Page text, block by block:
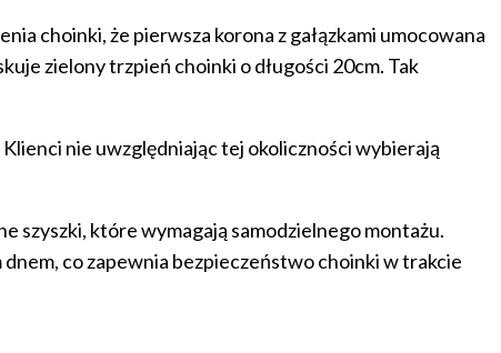
choinki, że pierwsza korona z gałązkami umocowana
zielony trzpień choinki o długości 20cm. Tak
nie uwzględniając tej okoliczności wybierają
szyszki, które wymagają samodzielnego montażu.
co zapewnia bezpieczeństwo choinki w trakcie